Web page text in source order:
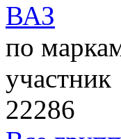
ВАЗ
по
участник
22286